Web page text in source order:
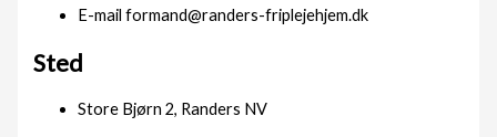
E-mailformand@randers-friplejehjem.dk
Sted
Store Bjørn 2, Randers NV